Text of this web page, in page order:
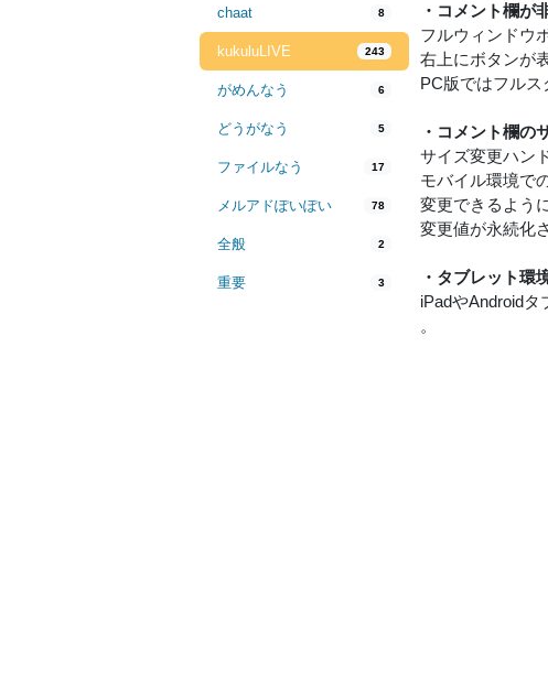
chaat 8
kukuluLIVE 243
がめんなう 6
どうがなう 5
ファイルなう 17
メルアドぽいぽい 78
全般 2
重要 3
・コメント欄が
フルウィンドウ
右上にボタンが
PC版ではフルス
・コメント欄の
サイズ変更ハン
モバイル環境で
変更できるよう
変更値が永続化
・タブレット環
iPadやAndroid
。